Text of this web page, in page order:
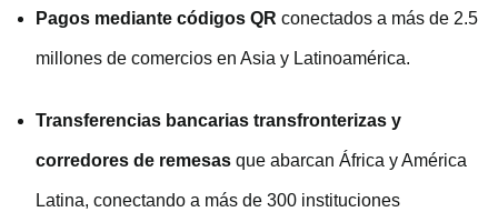
Pagos mediante códigos QR conectados a más de 2.5
millones de comercios en Asia y Latinoamérica.
Transferencias bancarias transfronterizas y
corredores de remesas que abarcan África y América
Latina, conectando a más de 300 instituciones